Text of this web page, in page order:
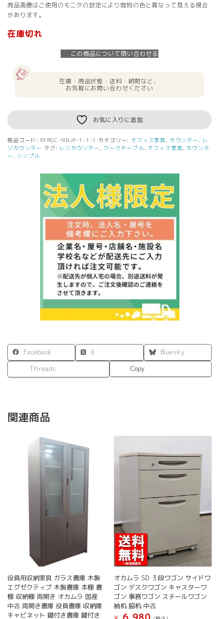
商品画像はご使用のモニタの設定により現物の色と異なって見える場合
があります。
在庫切れ
この商品について問い合わせる
在庫・商品状態・送料・納期など、
お気軽にお問い合わせください
お気に入りに追加
商品コード: RFRGC-NNJP-1-1-1 カテゴリー: オフィス家具 , カウンター , レ
ジカウンター タグ: レジカウンター , ワークテーブル, オフィス家具, カウンタ
ー , シンプル
Facebook X
Bluesky
Threads
Copy
関連商品
役員用収納家具 ガラス書庫 木製
エグゼクティブ 木製書庫 本棚 書
棚 収納棚 両開き オカムラ 国産
中古 両開き書庫 役員書庫 収納庫
キャビネット 鍵付き書庫 鍵付き
オカムラ SD ３段ワゴン サイドワ
ゴン デスクワゴン キャスターワ
ゴン 事務ワゴン スチールワゴン
袖机 脇机 中古